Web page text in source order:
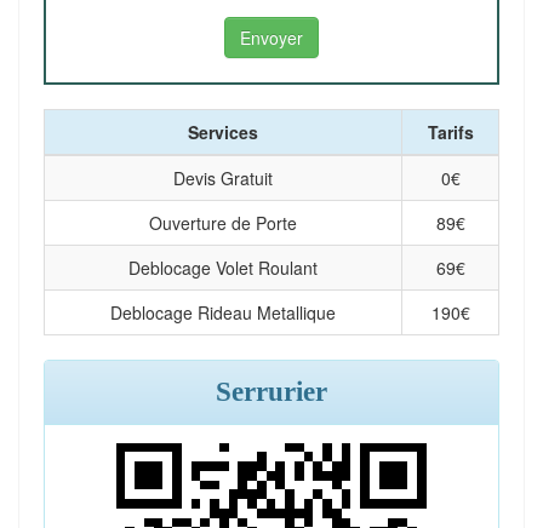
Services
Tarifs
Devis Gratuit
0€
Ouverture de Porte
89€
Deblocage Volet Roulant
69€
Deblocage Rideau Metallique
190€
Serrurier